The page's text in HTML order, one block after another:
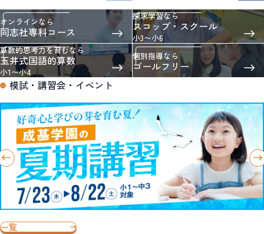
オンラインなら
同志社専科コース
探求学習なら
スコップ・スクール
小3〜小6
算数的思考力を育むなら
玉井式国語的算数
小1〜小4
個別指導なら
ゴールフリー
模試・講習会・イベント
一覧